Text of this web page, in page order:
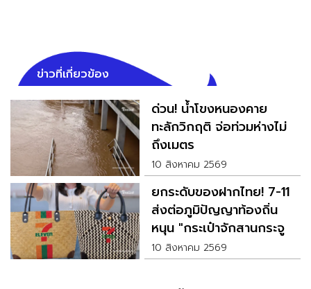
ข่าวที่เกี่ยวข้อง
ด่วน! น้ำโขงหนองคาย
ทะลักวิกฤติ จ่อท่วมห่างไม่
ถึงเมตร
10 สิงหาคม 2569
ยกระดับของฝากไทย! 7-11
ส่งต่อภูมิปัญญาท้องถิ่น
หนุน "กระเป๋าจักสานกระจูด
ทะเลน้อยรุ่น Limited
Edition"
10 สิงหาคม 2569